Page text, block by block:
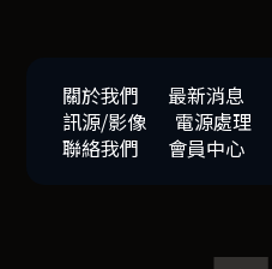
關於我們 最新消息
訊源/影像
電源處理
聯絡我們
會員中心